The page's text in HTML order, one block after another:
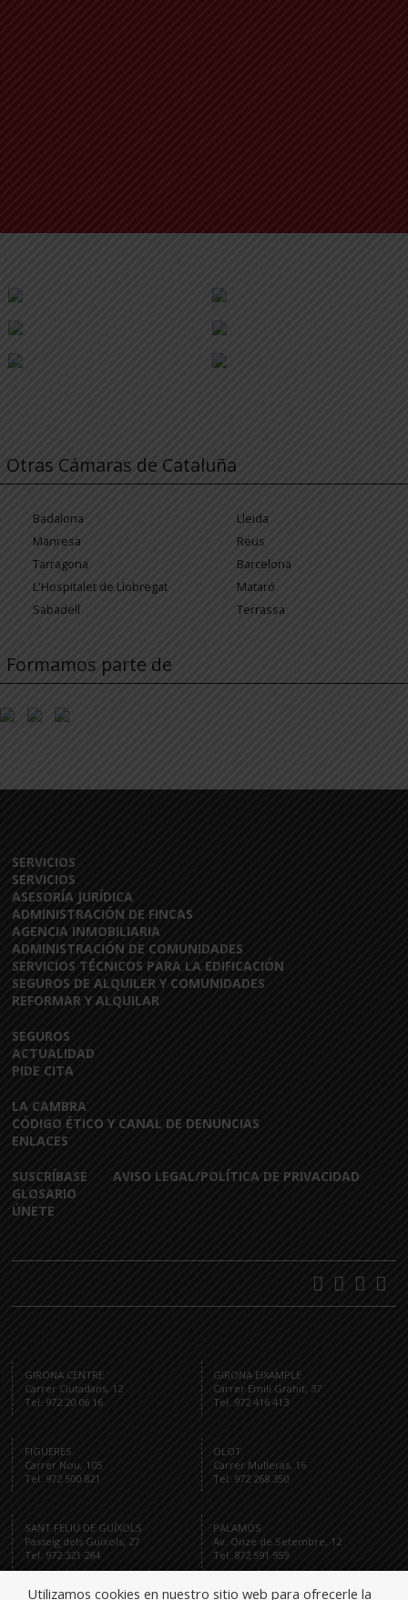
Otras Cámaras de Cataluña
Badalona
Lleida
Manresa
Reus
Tarragona
Barcelona
L'Hospitalet de Llobregat
Mataró
Sabadell
Terrassa
Formamos parte de
SERVICIOS
SERVICIOS
ASESORÍA JURÍDICA
ADMINISTRACIÓN DE FINCAS
AGENCIA INMOBILIARIA
ADMINISTRACIÓN DE COMUNIDADES
SERVICIOS TÉCNICOS PARA LA EDIFICACIÓN
SEGUROS DE ALQUILER Y COMUNIDADES
REFORMAR Y ALQUILAR
SEGUROS
ACTUALIDAD
PIDE CITA
LA CAMBRA
CÓDIGO ÉTICO Y CANAL DE DENUNCIAS
ENLACES
SUSCRÍBASE
GLOSARIO
ÚNETE
AVISO LEGAL/POLÍTICA DE PRIVACIDAD
GIRONA CENTRE
Carrer Ciutadans, 12
Tel. 972 20 06 16
GIRONA EIXAMPLE
Carrer Emili Grahit, 37
Tel. 972 416 413
FIGUERES
Carrer Nou, 105
Tel. 972 500 821
OLOT
Carrer Mulleras, 16
Tel. 972 268 350
SANT FELIU DE GUÍXOLS
Passeig dels Guíxols, 27
Tel. 972 321 284
PALAMÓS
Av. Onze de Setembre, 12
Tel. 872 591 959
Utilizamos cookies en nuestro sitio web para ofrecerle la